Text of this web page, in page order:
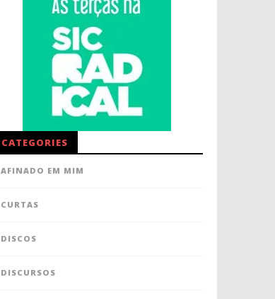
CATEGORIES
AFINADO EM MIM
CURTAS
DISCOS
DISCURSOS